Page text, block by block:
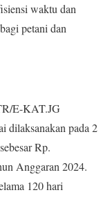
waktu dan
petani dan
E-KAT.JG
dilaksanakan pada 2
Rp.
Anggaran 2024.
120 hari